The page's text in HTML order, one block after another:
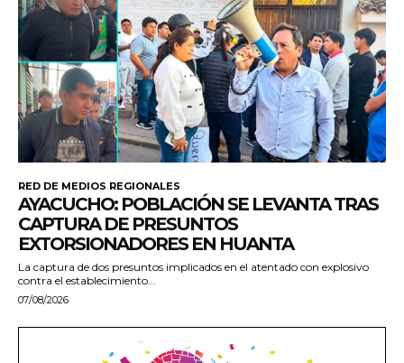
RED DE MEDIOS REGIONALES
AYACUCHO: POBLACIÓN SE LEVANTA TRAS
CAPTURA DE PRESUNTOS
EXTORSIONADORES EN HUANTA
La captura de dos presuntos implicados en el atentado con explosivo
contra el establecimiento...
07/08/2026